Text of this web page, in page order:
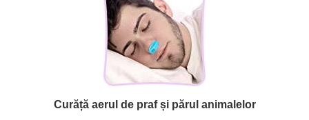
Curăță aerul de praf și părul animalelor